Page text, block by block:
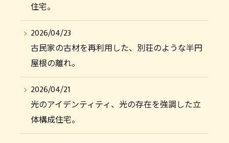
住宅。
2026/04/23
古民家の古材を再利用した、別荘のような半円
屋根の離れ。
2026/04/21
光のアイデンティティ、光の存在を強調した立
体構成住宅。